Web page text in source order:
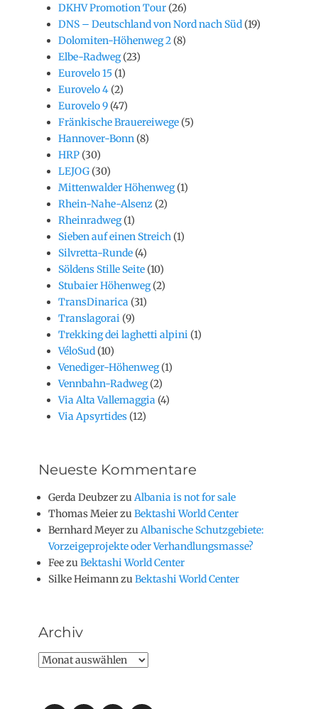
DKHV Promotion Tour (26)
DNS – Deutschland von Nord nach Süd (19)
Dolomiten-Höhenweg 2 (8)
Elbe-Radweg(23)
Eurovelo 15 (1)
Eurovelo 4 (2)
Eurovelo 9 (47)
Fränkische Brauereiwege (5)
Hannover-Bonn (8)
HRP (30)
LEJOG (30)
Mittenwalder Höhenweg(1)
Rhein-Nahe-Alsenz (2)
Rheinradweg(1)
Sieben auf einen Streich (1)
Silvretta-Runde (4)
Söldens Stille Seite (10)
Stubaier Höhenweg(2)
TransDinarica (31)
Translagorai (9)
Trekking dei laghetti alpini (1)
VéloSud (10)
Venediger-Höhenweg(1)
Vennbahn-Radweg(2)
Via Alta Vallemaggia (4)
Via Apsyrtides (12)
Neueste Kommentare
Gerda DeubzerzuAlbania is not for sale
Thomas MeierzuBektashi World Center
Bernhard MeyerzuAlbanische Schutzgebiete:
Vorzeigeprojekte oder Verhandlungsmasse?
FeezuBektashi World Center
Silke HeimannzuBektashi World Center
Archiv
Archiv